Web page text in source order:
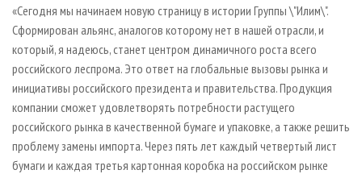
«Сегодня мы начинаем новую страницу в истории Группы \"Илим\".
Сформирован альянс, аналогов которому нет в нашей отрасли, и
который, я надеюсь, станет центром динамичного роста всего
российского леспрома. Это ответ на глобальные вызовы рынка и
инициативы российского президента и правительства. Продукция
компании сможет удовлетворять потребности растущего
российского рынка в качественной бумаге и упаковке, а также решить
проблему замены импорта. Через пять лет каждый четвертый лист
бумаги и каждая третья картонная коробка на российском рынке